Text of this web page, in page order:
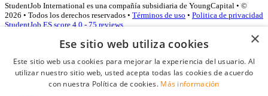
StudentJob International es una compañía subsidiaria de YoungCapital • ©
2026 • Todos los derechos reservados • Términos de uso • Politica de privacidad
StudentJob ES score 4.0 - 75 reviews
Acceso empresas
×
Ese sitio web utiliza cookies
Este sitio web usa cookies para mejorar la experiencia del usuario. Al
utilizar nuestro sitio web, usted acepta todas las cookies de acuerdo
con nuestra Política de cookies. Más información